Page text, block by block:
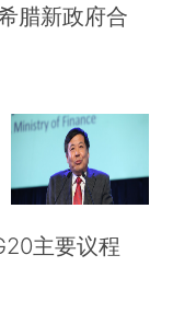
腊新政府合
主要议程